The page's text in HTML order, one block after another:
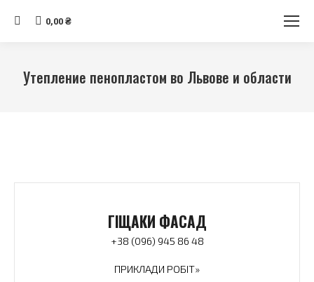
Search:0,00 ₴
Утепление пенопластом во Львове и области
ГІЩАКИ ФАСАД
+38 (096) 945 86 48
ПРИКЛАДИ РОБІТ»